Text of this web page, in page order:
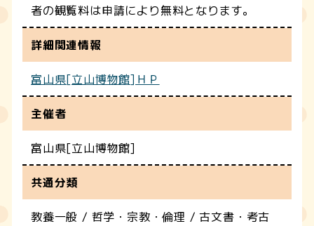
者の観覧料は申請により無料となります。
詳細関連情報
富山県[立山博物館]ＨＰ
主催者
富山県[立山博物館]
共通分類
教養一般 / 哲学・宗教・倫理 / 古文書・考古